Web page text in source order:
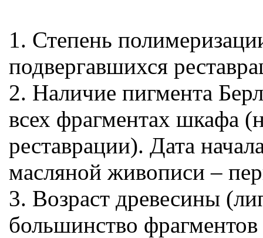
1. Степень
подвергавшихся
2. Наличие пигмента
всех фрагментах шкафа
реставрации). Дата
масляной живописи –
3. Возраст древесины
большинство